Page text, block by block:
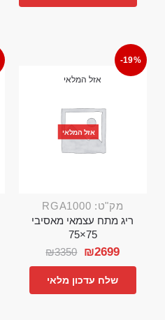
-19%
אזל המלאי
אזל המלאי
מק"ט: RGA1000
ריג מתח עצמאי מאסיבי
75×75
₪3350 ₪2699
שלח עדכון מלאי